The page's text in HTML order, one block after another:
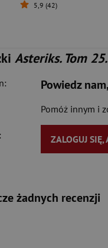
5,9 (42)
Asteriks. Tom
Powiedz
Pomóż innym i
ZALOGUJ
żadnych recenzji